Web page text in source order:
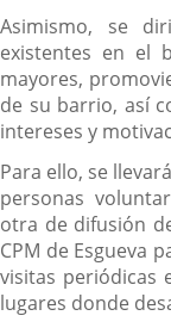
Asimismo, se
existentes en el
mayores,
de su barrio, así
intereses y
Para ello, se
personas
otra de difusión
CPM de Esgueva
visitas periódicas
lugares donde